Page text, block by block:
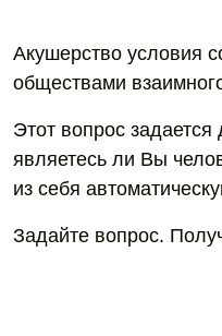
Акушерство условия
обществами
Этот вопрос
являетесь ли Вы
из себя
Задайте вопрос.